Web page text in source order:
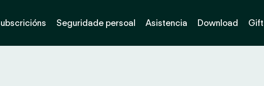
Seguridade persoal Asistencia Download